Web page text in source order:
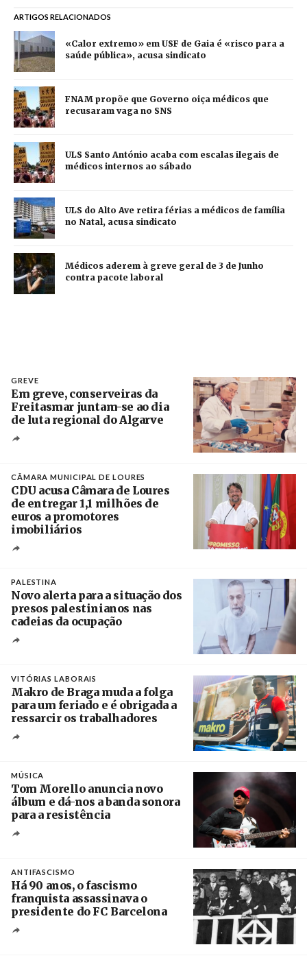
ARTIGOS RELACIONADOS
«Calor extremo» em USF de Gaia é «risco para a
saúde pública», acusa sindicato
FNAM propõe que Governo oiça médicos que
recusaram vaga no SNS
ULS Santo António acaba com escalas ilegais de
médicos internos ao sábado
ULS do Alto Ave retira férias a médicos de família
no Natal, acusa sindicato
Médicos aderem à greve geral de 3 de Junho
contra pacote laboral
GREVE
Em greve, conserveiras da
Freitasmar juntam-se ao dia
de luta regional do Algarve
CÂMARA MUNICIPAL DE LOURES
CDU acusa Câmara de Loures
de entregar 1,1 milhões de
euros a promotores
imobiliários
PALESTINA
Novo alerta para a situação dos
presos palestinianos nas
cadeias da ocupação
VITÓRIAS LABORAIS
Makro de Braga muda a folga
para um feriado e é obrigada a
ressarcir os trabalhadores
MÚSICA
Tom Morello anuncia novo
álbum e dá-nos a banda sonora
para a resistência
ANTIFASCISMO
Há 90 anos, o fascismo
franquista assassinava o
presidente do FC Barcelona